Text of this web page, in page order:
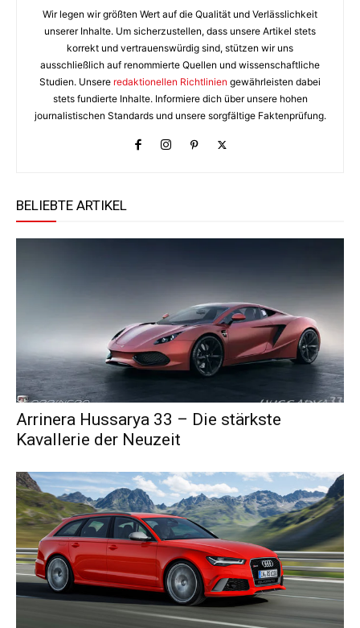
Wir legen wir größten Wert auf die Qualität und Verlässlichkeit
unserer Inhalte. Um sicherzustellen, dass unsere Artikel stets
korrekt und vertrauenswürdig sind, stützen wir uns
ausschließlich auf renommierte Quellen und wissenschaftliche
Studien. Unsere redaktionellen Richtlinien gewährleisten dabei
stets fundierte Inhalte. Informiere dich über unsere hohen
journalistischen Standards und unsere sorgfältige Faktenprüfung.
BELIEBTE ARTIKEL
Arrinera Hussarya 33 – Die stärkste
Kavallerie der Neuzeit